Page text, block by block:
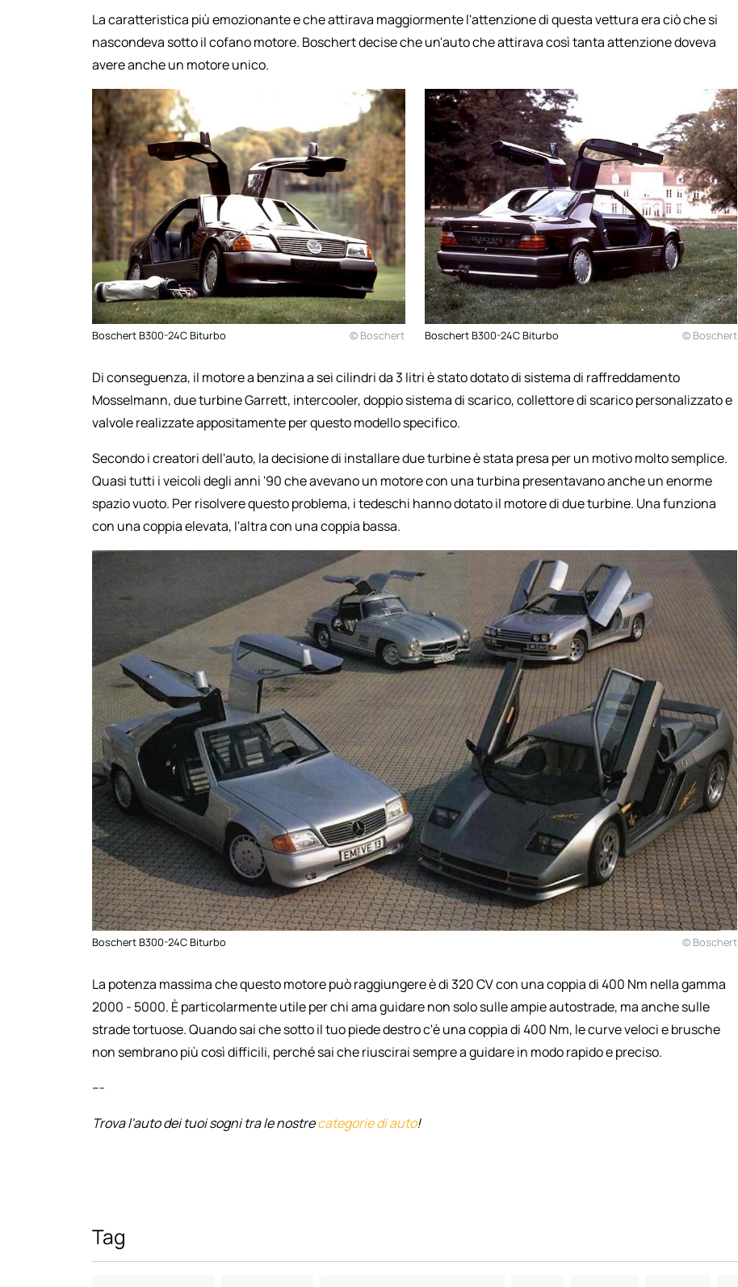
La caratteristica più emozionante e che attirava maggiormente l'attenzione di questa vettura era ciò che si
nascondeva sotto il cofano motore. Boschert decise che un'auto che attirava così tanta attenzione doveva
avere anche un motore unico.
Boschert B300-24C Biturbo © Boschert Boschert B300-24C Biturbo © Boschert
Di conseguenza, il motore a benzina a sei cilindri da 3 litri è stato dotato di sistema di raffreddamento
Mosselmann, due turbine Garrett, intercooler, doppio sistema di scarico, collettore di scarico personalizzato e
valvole realizzate appositamente per questo modello specifico.
Secondo i creatori dell'auto, la decisione di installare due turbine è stata presa per un motivo molto semplice.
Quasi tutti i veicoli degli anni '90 che avevano un motore con una turbina presentavano anche un enorme
spazio vuoto. Per risolvere questo problema, i tedeschi hanno dotato il motore di due turbine. Una funziona
con una coppia elevata, l'altra con una coppia bassa.
Boschert B300-24C Biturbo © Boschert
La potenza massima che questo motore può raggiungere è di 320 CV con una coppia di 400 Nm nella gamma
2000 - 5000. È particolarmente utile per chi ama guidare non solo sulle ampie autostrade, ma anche sulle
strade tortuose. Quando sai che sotto il tuo piede destro c'è una coppia di 400 Nm, le curve veloci e brusche
non sembrano più così difficili, perché sai che riuscirai sempre a guidare in modo rapido e preciso.
---
Trova l'auto dei tuoi sogni tra le nostrecategorie di auto!
Tag